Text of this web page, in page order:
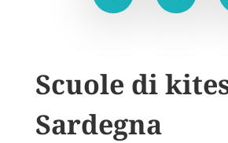
Scuole di
Sardegna